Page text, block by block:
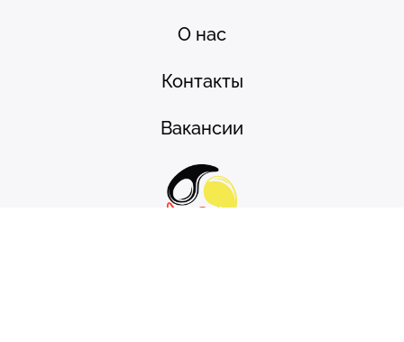
О нас
Контакты
Вакансии